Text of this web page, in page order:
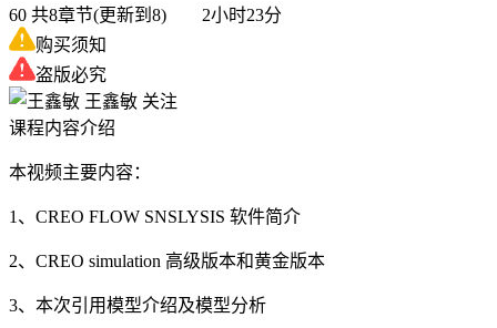
60 共8章节(更新到8) 2小时23分
购买须知
盗版必究
王鑫敏 关注
课程内容介绍
本视频主要内容：
1、CREO FLOW SNSLYSIS 软件简介
2、CREO simulation 高级版本和黄金版本
3、本次引用模型介绍及模型分析